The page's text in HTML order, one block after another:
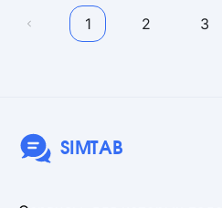
1 2 3
SIMTAB